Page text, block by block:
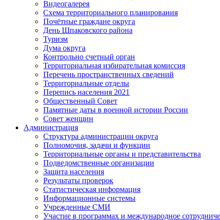
Видеогалерея
Схема территориального планирования
Почётные граждане округа
День Шпаковского района
Туризм
Дума округа
Контрольно счетный орган
Территориальная избирательная комиссия
Перечень пространственных сведений
Территориальные отделы
Перепись населения 2021
Общественный Совет
Памятные даты в военной истории России
Совет женщин
Администрация
Структура администрации округа
Полномочия, задачи и функции
Территориальные органы и представительства
Подведомственные организации
Защита населения
Результаты проверок
Статистическая информация
Информационные системы
Учрежденные СМИ
Участие в программах и международное